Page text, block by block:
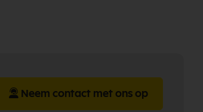
Neem contact met ons op